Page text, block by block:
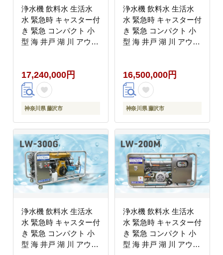
浄水機 飲料水 生活水
水 緊急時 キャスター付
き 緊急 コンパクト 小
型 海 井戸 湖 川 アウト
災 グッズ 災害 対策 備
蓄 避難 介護 地震 台風
アウトドア キャンプ 日
用品 小分け 食べ物以外
17,240,000円
神奈川県 藤沢市
浄水機 飲料水 生活水
水 緊急時 キャスター付
き 緊急 コンパクト 小
型 海 井戸 湖 川 アウト
災 グッズ 災害 対策 備
蓄 避難 介護 地震 台風
アウトドア キャンプ 日
用品 小分け 食べ物以外
16,500,000円
神奈川県 藤沢市
浄水機 飲料水 生活水
水 緊急時 キャスター付
き 緊急 コンパクト 小
型 海 井戸 湖 川 アウト
浄水機 飲料水 生活水
水 緊急時 キャスター付
き 緊急 コンパクト 小
型 海 井戸 湖 川 アウト